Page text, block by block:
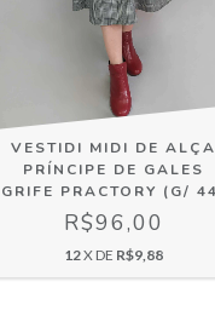
VESTIDI MIDI DE ALÇA
PRÍNCIPE DE GALES
GRIFE PRACTORY (G/
R$96,00
12X DE R$9,88